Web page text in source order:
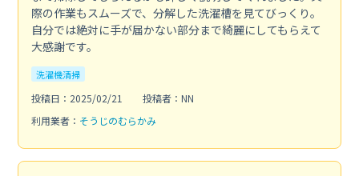
際の作業もスムーズで、分解した洗濯槽を見てびっくり。
自分では絶対に手が届かない部分まで綺麗にしてもらえて
大感謝です。
洗濯機清掃
投稿日：2025/02/21
投稿者：NN
利用業者： そうじのむらかみ